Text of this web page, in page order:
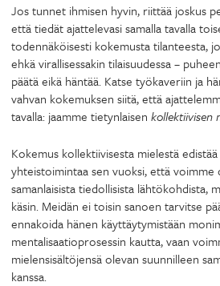
Jos tunnet ihmisen hyvin, riittää joskus
että tiedät ajattelevasi samalla tavalla
todennäköisesti kokemusta tilanteesta,
ehkä virallisessakin tilaisuudessa –
päätä eikä häntää. Katse työkaveriin ja
vahvan kokemuksen siitä, että
tavalla: jaamme tietynlaisen kollektiivisen
Kokemus kollektiivisesta mielestä
yhteistoimintaa sen vuoksi, että
samanlaisista tiedollisista lähtökohdista,
käsin. Meidän ei toisin sanoen tarvitse
ennakoida hänen käyttäytymistään
mentalisaatioprosessin kautta, vaan
mielensisältöjensä olevan suunnilleen
kanssa.